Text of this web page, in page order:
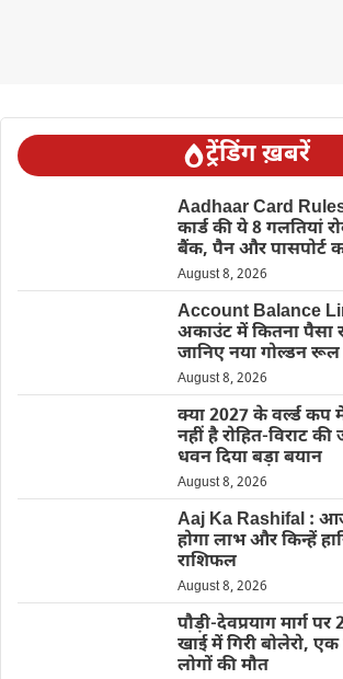
ट्रेंडिंग ख़बरें
Aadhaar Card
कार्ड की ये 8 गलतियां
बैंक, पैन और पासपोर्ट
August 8, 2026
Account Balance
अकाउंट में कितना पैसा
जानिए नया गोल्डन रूल
August 8, 2026
क्या 2027 के वर्ल्ड कप
नहीं है रोहित-विराट
धवन दिया बड़ा बयान
August 8, 2026
Aaj Ka Rashifal :
होगा लाभ और किन्हें
राशिफल
August 8, 2026
पौड़ी-देवप्रयाग मार्ग पर
खाई में गिरी बोलेरो, एक
लोगों की मौत